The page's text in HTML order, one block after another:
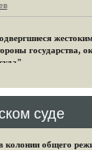
государства,
"Neue Zuercher
суде
колонии общего